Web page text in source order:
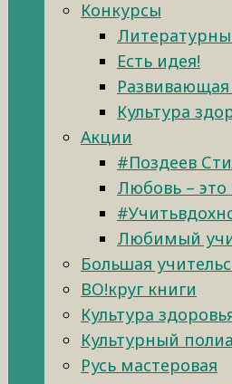
Конкурсы
Есть идея!
Культура
Акции
#Поздеев
Любовь – это
Любимый
Большая
ВО!круг книги
Культура
Культурный
Русь мастеровая